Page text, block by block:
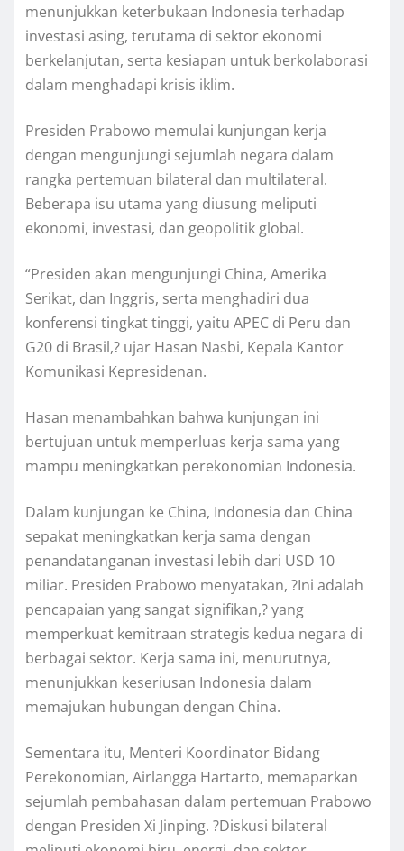
menunjukkan keterbukaan Indonesia terhadap
investasi asing, terutama di sektor ekonomi
berkelanjutan, serta kesiapan untuk berkolaborasi
dalam menghadapi krisis iklim.
Presiden Prabowo memulai kunjungan kerja
dengan mengunjungi sejumlah negara dalam
rangka pertemuan bilateral dan multilateral.
Beberapa isu utama yang diusung meliputi
ekonomi, investasi, dan geopolitik global.
“Presiden akan mengunjungi China, Amerika
Serikat, dan Inggris, serta menghadiri dua
konferensi tingkat tinggi, yaitu APEC di Peru dan
G20 di Brasil,? ujar Hasan Nasbi, Kepala Kantor
Komunikasi Kepresidenan.
Hasan menambahkan bahwa kunjungan ini
bertujuan untuk memperluas kerja sama yang
mampu meningkatkan perekonomian Indonesia.
Dalam kunjungan ke China, Indonesia dan China
sepakat meningkatkan kerja sama dengan
penandatanganan investasi lebih dari USD 10
miliar. Presiden Prabowo menyatakan, ?Ini adalah
pencapaian yang sangat signifikan,? yang
memperkuat kemitraan strategis kedua negara di
berbagai sektor. Kerja sama ini, menurutnya,
menunjukkan keseriusan Indonesia dalam
memajukan hubungan dengan China.
Sementara itu, Menteri Koordinator Bidang
Perekonomian, Airlangga Hartarto, memaparkan
sejumlah pembahasan dalam pertemuan Prabowo
dengan Presiden Xi Jinping. ?Diskusi bilateral